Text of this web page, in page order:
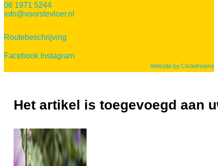
06 1971 5244
info@voorstevloer.nl
Routebeschrijving
Facebook Instagram
Website by Clickdreams
Het artikel is toegevoegd aan